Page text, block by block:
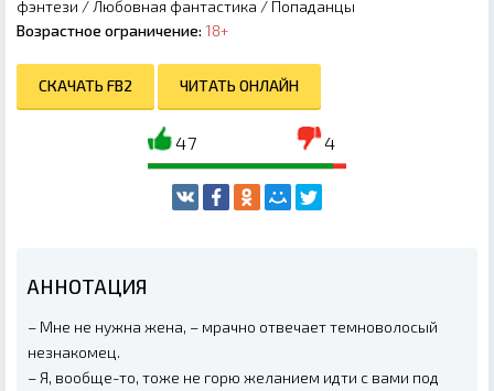
фэнтези / Любовная фантастика / Попаданцы
Возрастное ограничение: 18+
СКАЧАТЬ FB2 ЧИТАТЬ ОНЛАЙН
47 4
АННОТАЦИЯ
– Мне не нужна жена, – мрачно отвечает темноволосый
незнакомец.
– Я, вообще-то, тоже не горю желанием идти с вами под